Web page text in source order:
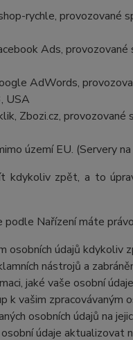
rychle, provozované
Ads,
AdWords,
USA
Zbozi.cz,
území EU. (Servery
kdykoliv zpět, a to
podle Nařízení máte
osobních údajů
nástrojů a
jaké vaše osobní
k vašim zpracovávaným
osobních údajů na
údaje aktualizovat